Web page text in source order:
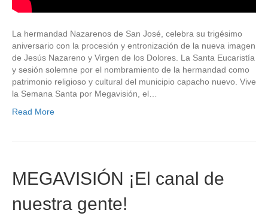
La hermandad Nazarenos de San José, celebra su trigésimo
aniversario con la procesión y entronización de la nueva imagen
de Jesús Nazareno y Virgen de los Dolores. La Santa Eucaristía
y sesión solemne por el nombramiento de la hermandad como
patrimonio religioso y cultural del municipio capacho nuevo. Vive
la Semana Santa por Megavisión, el…
Read More
MEGAVISIÓN ¡El canal de
nuestra gente!